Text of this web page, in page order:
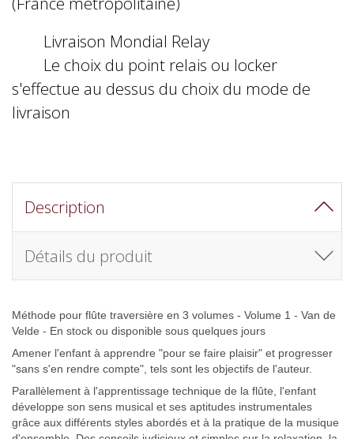
Livraison Mondial Relay
Le choix du point relais ou locker
s'effectue au dessus du choix du mode de
livraison
Description
Détails du produit
Méthode pour flûte traversière en 3 volumes - Volume 1 - Van de
Velde - En stock ou disponible sous quelques jours
Amener l'enfant à apprendre "pour se faire plaisir" et progresser
"sans s'en rendre compte", tels sont les objectifs de l'auteur.
Parallèlement à l'apprentissage technique de la flûte, l'enfant
développe son sens musical et ses aptitudes instrumentales
grâce aux différents styles abordés et à la pratique de la musique